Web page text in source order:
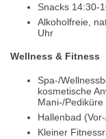
Snacks 14:30-
Alkoholfreie,
Uhr
Wellness & Fitness
Spa-/
kosmetische
Mani-/
Hallenbad
Kleiner